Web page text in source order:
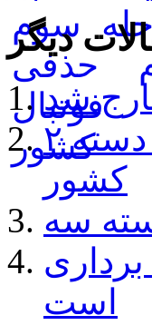
شد
برتری نمایندگان فوتبال همدان در هفته هفتم لیگ دسته ۲
کشور
سه
است